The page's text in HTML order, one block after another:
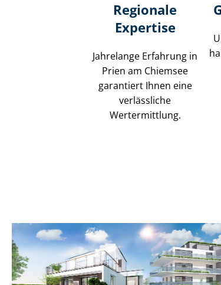
Regionale
Expertise
Jahrelange Erfahrung in
Prien am Chiemsee
garantiert Ihnen eine
verlässliche
Wertermittlung.